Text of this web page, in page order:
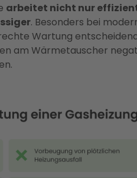
arbeitet nicht nur
. Besonders bei
Wartung
am Wärmetauscher